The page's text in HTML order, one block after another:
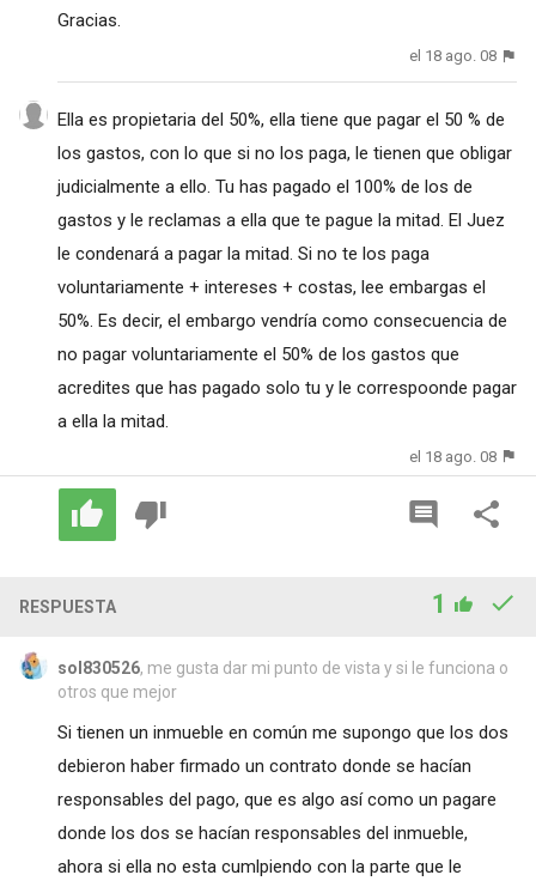
Gracias.
el 18 ago. 08
Ella es propietaria del 50%, ella tiene que pagar el 50 % de
los gastos, con lo que si no los paga, le tienen que obligar
judicialmente a ello. Tu has pagado el 100% de los de
gastos y le reclamas a ella que te pague la mitad. El Juez
le condenará a pagar la mitad. Si no te los paga
voluntariamente + intereses + costas, lee embargas el
50%. Es decir, el embargo vendría como consecuencia de
no pagar voluntariamente el 50% de los gastos que
acredites que has pagado solo tu y le correspoonde pagar
a ella la mitad.
el 18 ago. 08
RESPUESTA 1
sol830526, me gusta dar mi punto de vista y si le funciona o
otros que mejor
Si tienen un inmueble en común me supongo que los dos
debieron haber firmado un contrato donde se hacían
responsables del pago, que es algo así como un pagare
donde los dos se hacían responsables del inmueble,
ahora si ella no esta cumlpiendo con la parte que le